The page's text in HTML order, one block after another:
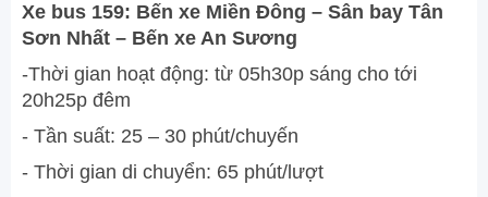
Xe bus 159: Bến xe Miền Đông – Sân bay Tân
Sơn Nhất – Bến xe An Sương
-Thời gian hoạt động: từ 05h30p sáng cho tới
20h25p đêm
- Tần suất: 25 – 30 phút/chuyến
- Thời gian di chuyển: 65 phút/lượt